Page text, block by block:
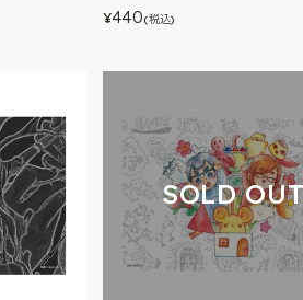
¥440(税込)
SOLD